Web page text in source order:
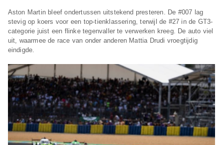
Aston Martin bleef ondertussen uitstekend presteren. De #007 lag
stevig op koers voor een top-tienklassering, terwijl de #27 in de GT3-
categorie juist een flinke tegenvaller te verwerken kreeg. De auto viel
uit, waarmee de race van onder anderen Mattia Drudi vroegtijdig
eindigde.